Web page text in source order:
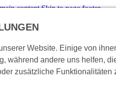
content Skip to page footer
Website. Einige von
während andere uns helfen,
zusätzliche Funktionalitäten